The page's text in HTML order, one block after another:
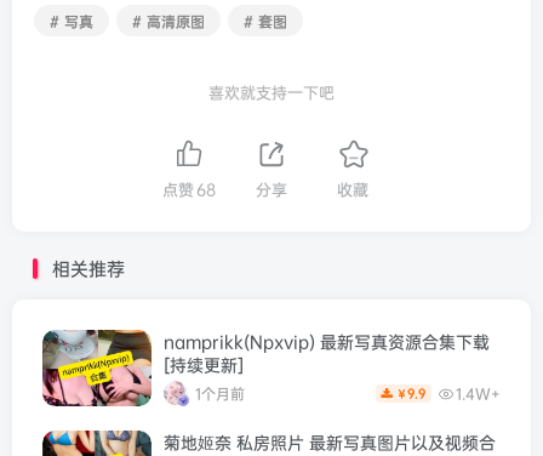
# 写真
# 高清原图 # 套图
喜欢就支持一下吧
点赞 68 分享 收藏
相关推荐
namprikk(Npxvip) 最新写真资源合集下载
[持续更新]
1个月前 ￥9.9 1.4W+
菊地姬奈 私房照片 最新写真图片以及视频合